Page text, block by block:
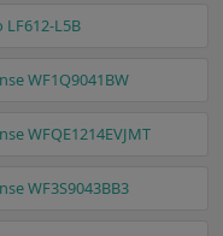
LF612-L5B
WF1Q9041BW
WFQE1214EVJMT
WF3S9043BB3